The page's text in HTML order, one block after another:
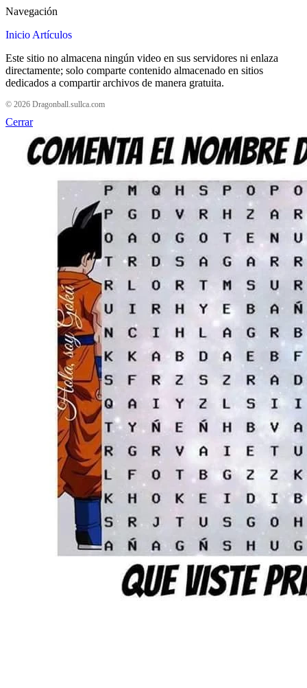
Navegación
Inicio Artículos
Este sitio no almacena ningún video en sus servidores ni enlaza
directamente; solo comparte contenido almacenado en sitios
dedicados a compartir archivos de manera gratuita.
© 2026 Dragonball.sullca.com
Cerrar